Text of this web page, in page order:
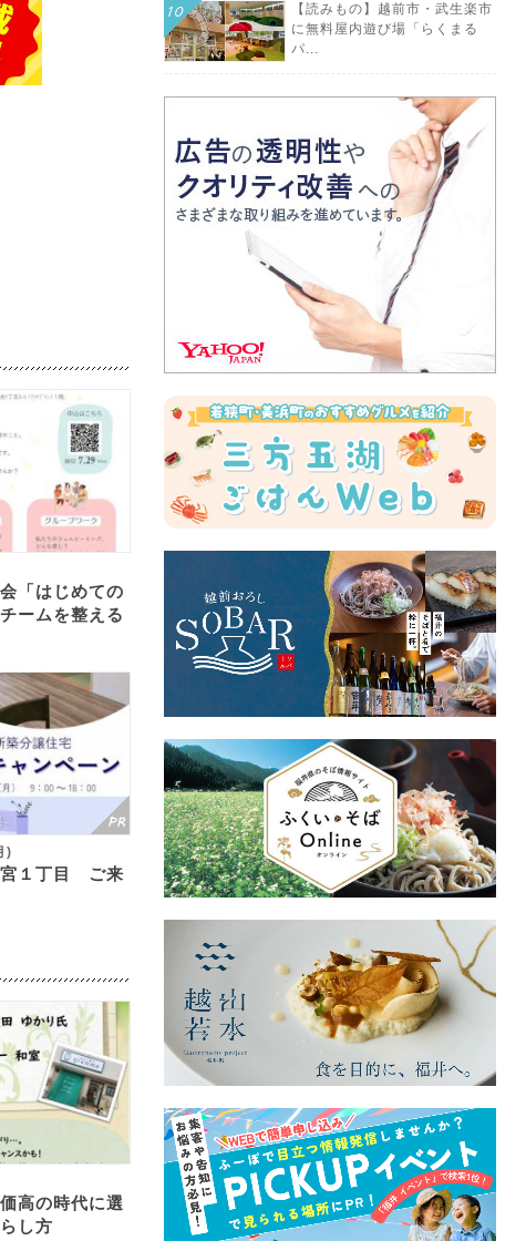
「はじめての
ームを整える
)
宮１丁目 ご来
高の時代に選
し方
【読みもの】越前市・武生楽市
に無料屋内遊び場「らくまる
パ...